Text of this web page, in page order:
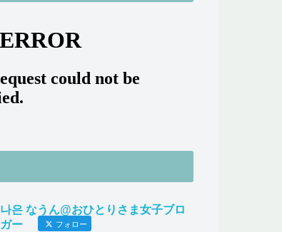
나은 なうん@おひとりさま女子ブロ
ガー
フォロー